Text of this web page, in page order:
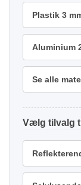
Plastik 3
Aluminium
Se alle
tilvalg